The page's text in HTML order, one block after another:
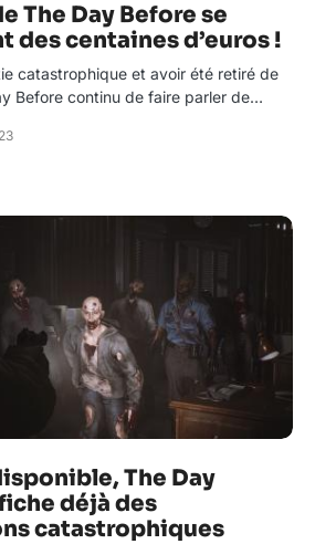
The Day Before se
des centaines d’euros !
catastrophique et avoir été retiré de
Before continu de faire parler de…
The Day
déjà des
catastrophiques